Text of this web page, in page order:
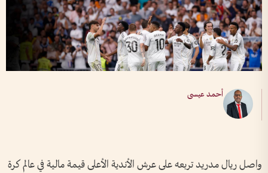
أحمد عيسى
واصل ريال مدريد تربعه على عرش الأندية الأعلى قيمة مالية في عالم كرة